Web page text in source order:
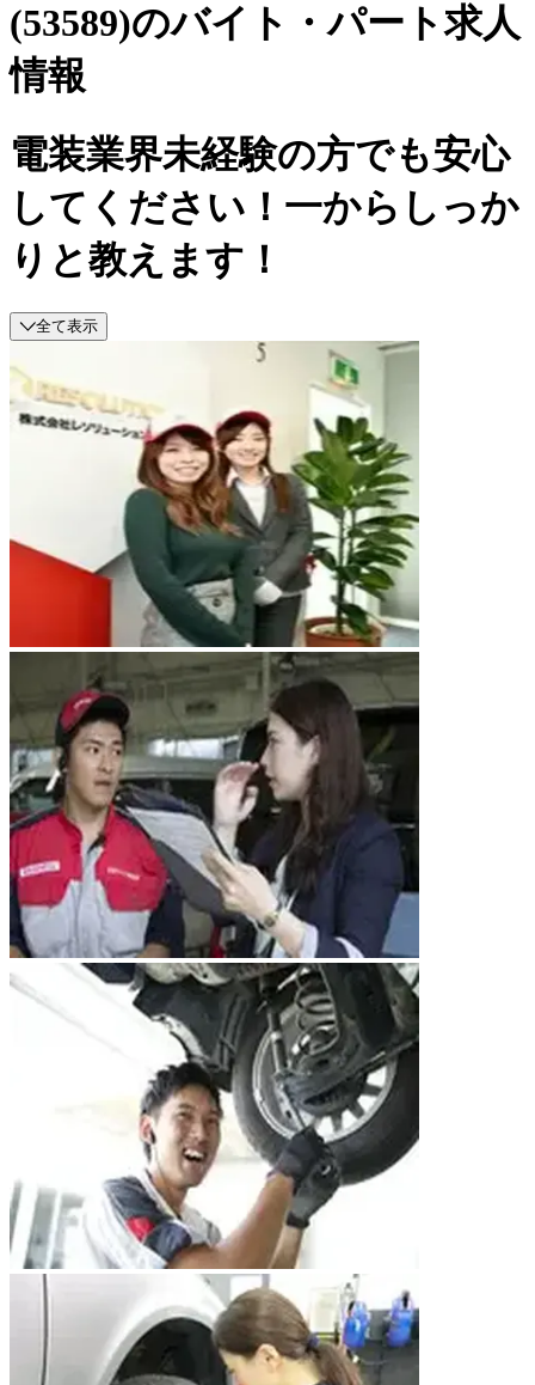
(53589)のバイト・パート求人
情報
電装業界未経験の方でも安心
してください！一からしっか
りと教えます！
全て表示